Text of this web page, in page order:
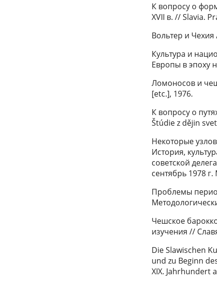
К вопросу о
XVII в. // Slavia.
Вольтер и
Культура и
Европы в эпоху
Ломоносов и
[etc.], 1976.
К вопросу о
Štúdie z dějin
Некоторые
История,
советской
сентябрь 1978
Проблемы
Чешское
изучения //
Die Slawischen
und zu Beginn
XIX. Jahrhundert